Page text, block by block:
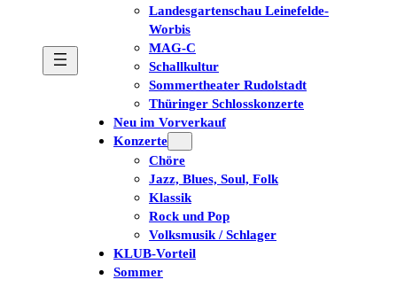
Landesgartenschau Leinefelde-
Worbis
MAG-C
Schallkultur
Sommertheater Rudolstadt
Thüringer Schlosskonzerte
Neu im Vorverkauf
Konzerte
Chöre
Jazz, Blues, Soul, Folk
Klassik
Rock und Pop
Volksmusik / Schlager
KLUB-Vorteil
Sommer